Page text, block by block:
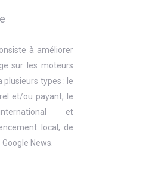
à améliorer
sur les moteurs
plusieurs types : le
et/ou payant, le
et
local, de
News.